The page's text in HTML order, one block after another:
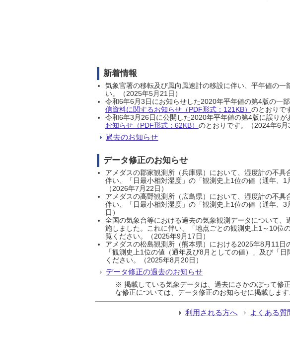
新着情報
気象官署の移転及び風向風速計の移設に伴い、平年値の一
い。（2025年5月21日）
令和6年6月3日にお知らせした2020年平年値の第4版の一
信資料に関するお知らせ（PDF形式：121KB） のとおりで
令和6年3月26日に公開した2020年平年値の第4版に誤り
お知らせ（PDF形式：62KB） のとおりです。（2024年6月3
過去のお知らせ
データ修正のお知らせ
アメダスの郡家観測所（兵庫県）において、湿度計の不
伴い、「日最小相対湿度」の「観測史上1位の値（通年、
（2026年7月22日）
アメダスの高野観測所（広島県）において、湿度計の不
伴い、「日最小相対湿度」の「観測史上1位の値（通年、
日）
全国の気象台等における過去の気象観測データについて
施しました。これに伴い、「地点ごとの観測史上1～10位
覧ください。（2025年9月17日）
アメダスの松島観測所（熊本県）における2025年8月11
「観測史上1位の値（通年及び8月としての値）」及び「
ください。（2025年8月20日）
データ修正の過去のお知らせ
※ 掲載している気象データは、過去にさかのぼって修
な修正については、データ修正のお知らせに掲載します
利用される方へ よくある質